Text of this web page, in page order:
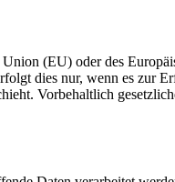
(EU) oder des
dies nur, wenn es
Vorbehaltlich